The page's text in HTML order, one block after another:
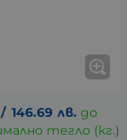
/ 146.69 лв. до
тегло (кг.)